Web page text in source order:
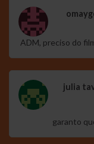
ADM, preciso do
julia
garanto